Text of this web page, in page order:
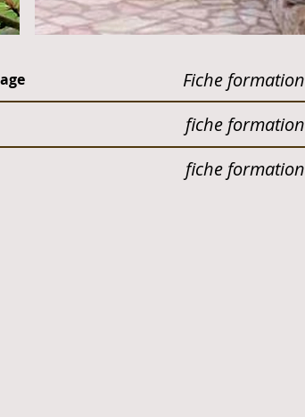
Fiche formation
fiche formation
fiche formation